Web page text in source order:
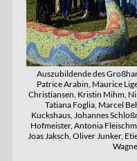
Auszubildende des
Patrice Arabin, Maurice
Christiansen, Kristin Mihm,
Tatiana Foglia, Marcel
Kuckshaus, Johannes
Hofmeister, Antonia
Joas Jaksch, Oliver Junker,